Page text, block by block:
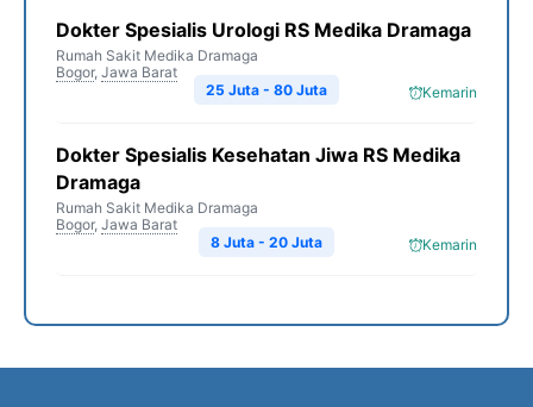
Dokter Spesialis Urologi RS Medika Dramaga
Rumah Sakit Medika Dramaga
Bogor, Jawa Barat
Kemarin
25 Juta - 80 Juta
Dokter Spesialis Kesehatan Jiwa RS Medika
Dramaga
Rumah Sakit Medika Dramaga
Bogor, Jawa Barat
Kemarin
8 Juta - 20 Juta